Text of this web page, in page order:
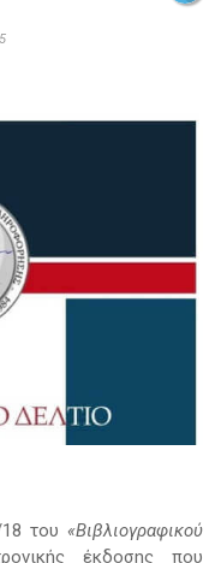
του «Βιβλιογραφικού
έκδοσης που